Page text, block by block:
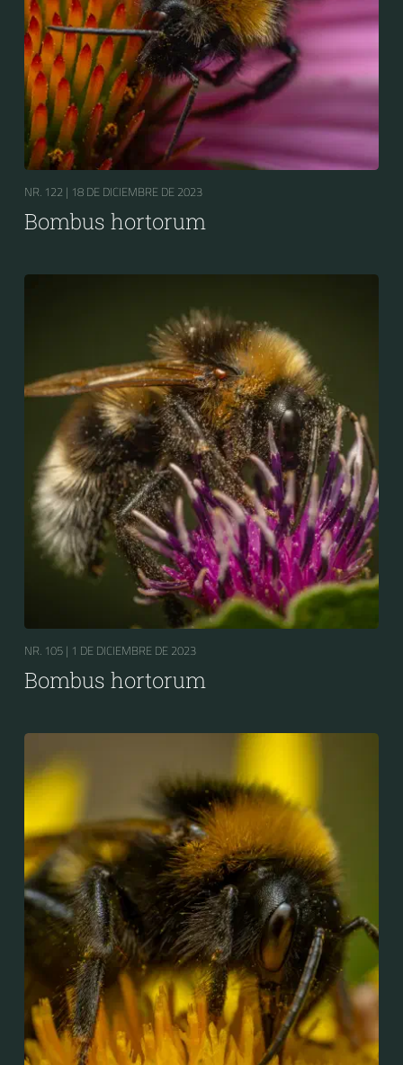
NR. 122 | 18 DE DICIEMBRE DE 2023
Bombus hortorum
NR. 105 | 1 DE DICIEMBRE DE 2023
Bombus hortorum